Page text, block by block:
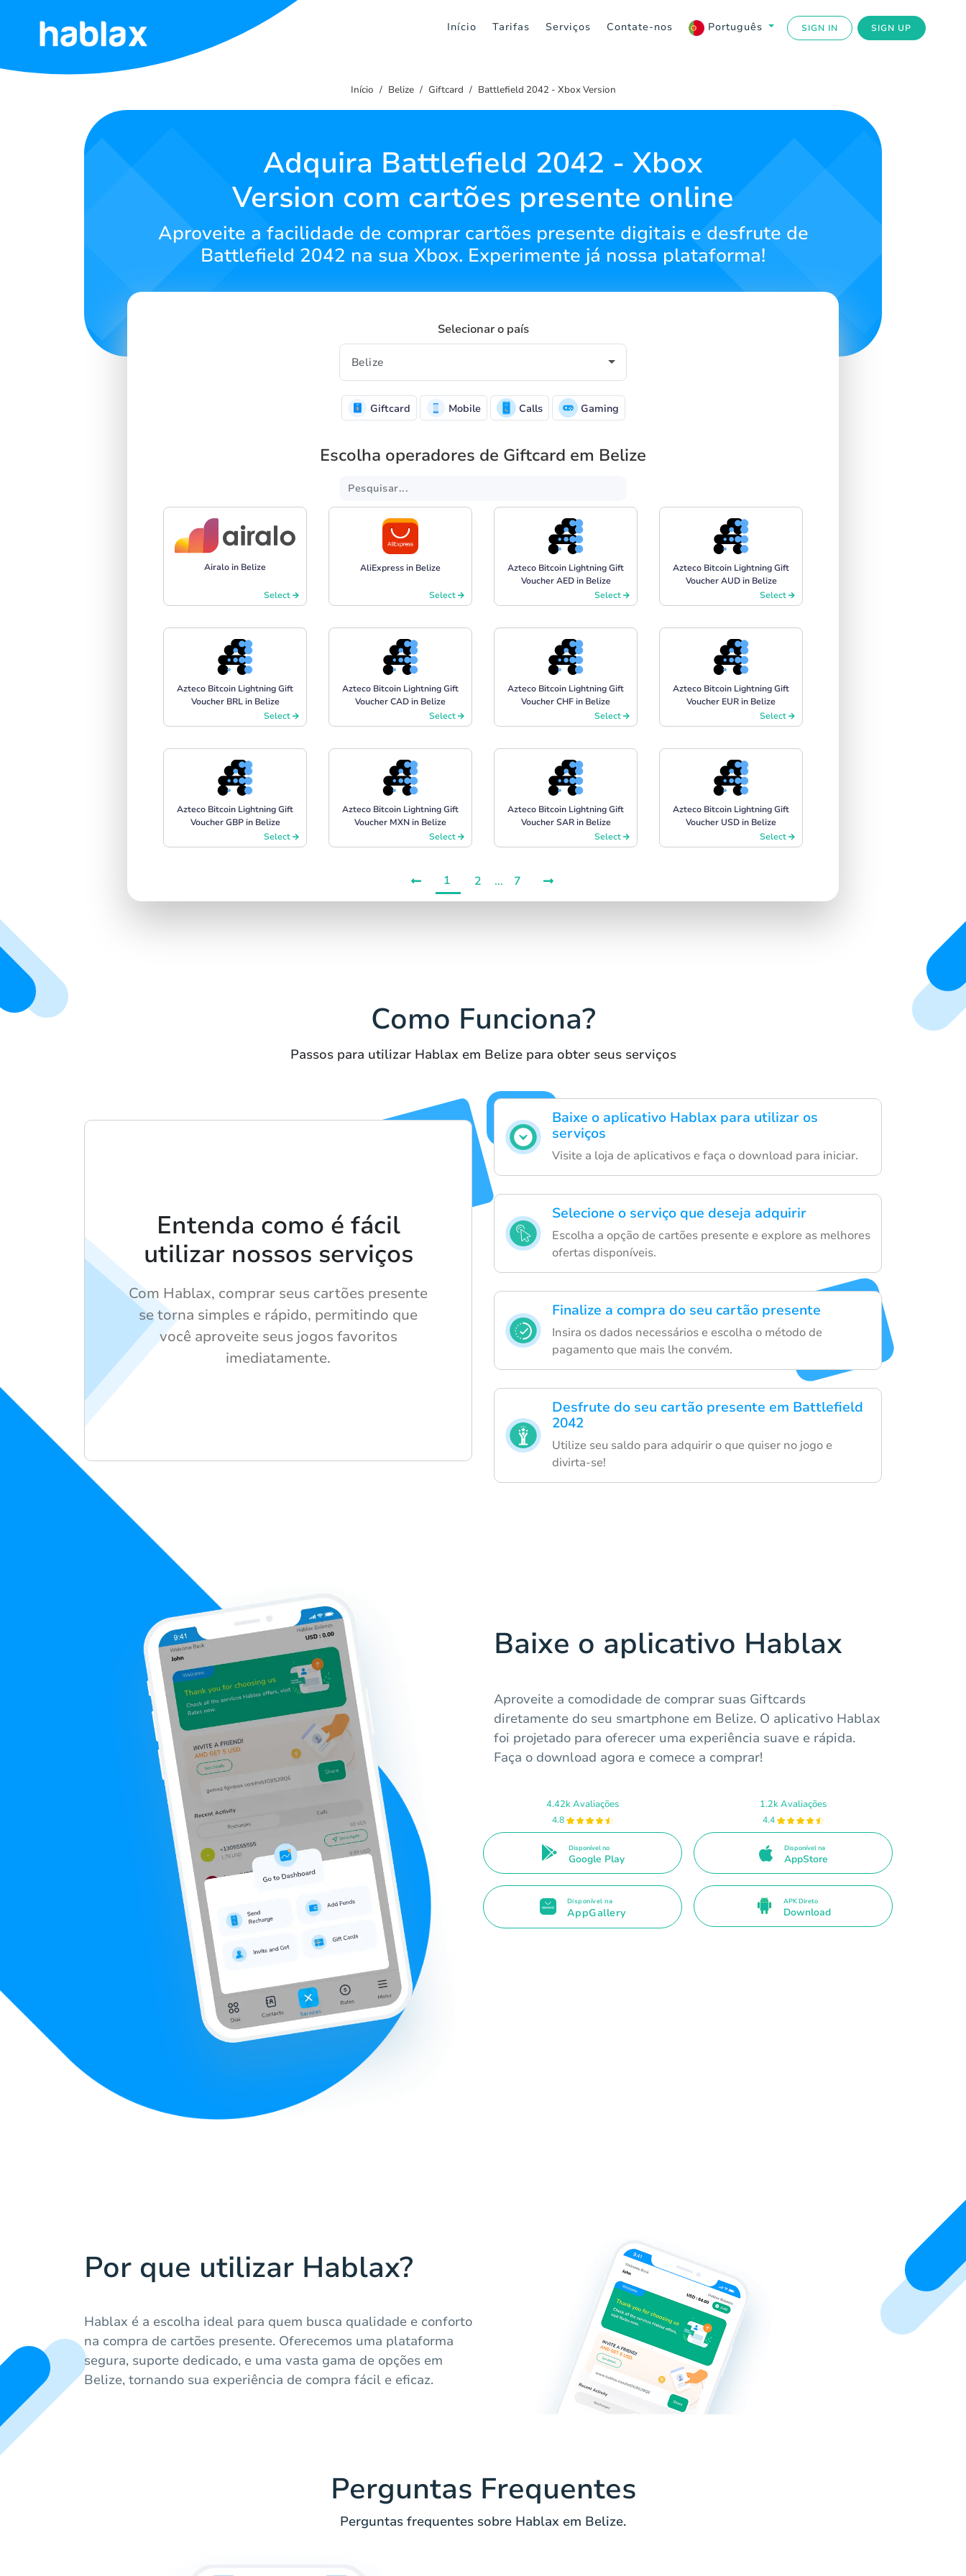
Início Tarifas Serviços Contate-nos Português SIGN IN SIGN UP
Início
SIGN UP
Início Belize Giftcard Battlefield 2042 - Xbox Version
Adquira Battlefield 2042 - Xbox
Version com cartões presente online
Aproveite a facilidade de comprar cartões presente digitais e desfrute de
Battlefield 2042 na sua Xbox. Experimente já nossa plataforma!
Selecionar o país
Giftcard Mobile Calls Gaming
Escolha operadores de Giftcard em Belize
Airalo in Belize
Select
AliExpress in Belize
Select
Azteco Bitcoin Lightning Gift
Voucher AED in Belize
Select
Azteco Bitcoin Lightning Gift
Voucher AUD in Belize
Select
Azteco Bitcoin Lightning Gift
Voucher BRL in Belize
Select
Azteco Bitcoin Lightning Gift
Voucher CAD in Belize
Select
Azteco Bitcoin Lightning Gift
Voucher CHF in Belize
Select
Azteco Bitcoin Lightning Gift
Voucher EUR in Belize
Select
Azteco Bitcoin Lightning Gift
Voucher GBP in Belize
Select
Azteco Bitcoin Lightning Gift
Voucher MXN in Belize
Select
Azteco Bitcoin Lightning Gift
Voucher SAR in Belize
Select
Azteco Bitcoin Lightning Gift
Voucher USD in Belize
Select
1 2 ... 7
Como Funciona?
Passos para utilizar Hablax em Belize para obter seus serviços
Baixe o aplicativo Hablax para utilizar os
serviços
Visite a loja de aplicativos e faça o download para iniciar.
Selecione o serviço que deseja adquirir
Escolha a opção de cartões presente e explore as melhores
ofertas disponíveis.
Finalize a compra do seu cartão presente
Insira os dados necessários e escolha o método de
pagamento que mais lhe convém.
Desfrute do seu cartão presente em Battlefield
2042
Utilize seu saldo para adquirir o que quiser no jogo e
divirta-se!
Entenda como é fácil
utilizar nossos serviços
Com Hablax, comprar seus cartões presente
se torna simples e rápido, permitindo que
você aproveite seus jogos favoritos
imediatamente.
Baixe o aplicativo Hablax
Aproveite a comodidade de comprar suas Giftcards
diretamente do seu smartphone em Belize. O aplicativo Hablax
foi projetado para oferecer uma experiência suave e rápida.
Faça o download agora e comece a comprar!
4.42k Avaliações
4.8
Disponível no
Google Play
1.2k Avaliações
4.4
Disponível na
AppStore
Disponível na
AppGallery
APK Direto
Download
Por que utilizar Hablax?
Hablax é a escolha ideal para quem busca qualidade e conforto
na compra de cartões presente. Oferecemos uma plataforma
segura, suporte dedicado, e uma vasta gama de opções em
Belize, tornando sua experiência de compra fácil e eficaz.
Perguntas Frequentes
Perguntas frequentes sobre Hablax em Belize.